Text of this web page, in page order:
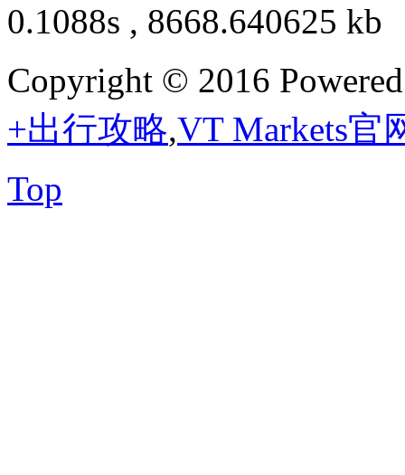
0.1088s , 8668.640625 kb
Copyright © 2016
+出行攻略,VT Markets官
Top